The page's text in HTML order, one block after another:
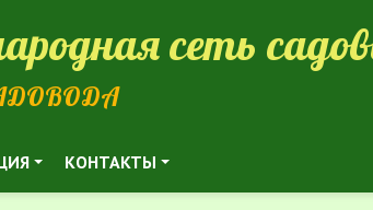
сеть
КОНТАКТЫ